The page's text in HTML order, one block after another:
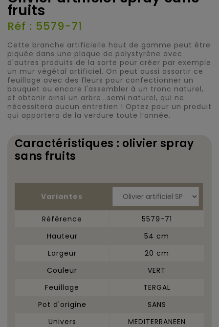
fruits
Réf : 5579-71
Cette branche artificielle haut de gamme peut être
piquée dans une plaque de polystyrène avec
d'autres produits de la sorte pour créer par exemple
un mur végétal artificiel. On peut aussi assortir ce
feuillage avec des fleurs pour confectionner un
bouquet ou encore l'assembler à un tronc naturel,
et obtenir ainsi un arbre...semi naturel, qui ne
nécessitera aucun entretien ! Optez pour un produit
qui apportera de la verdure toute l’année.
Caractéristiques : olivier spray
sans fruits
Variantes
Référence
5579-71
Hauteur
54 cm
Largeur
20 cm
Couleur
VERT
Feuillage
TERGAL
Pot d'origine
SANS
Univers
MEDITERRANEEN